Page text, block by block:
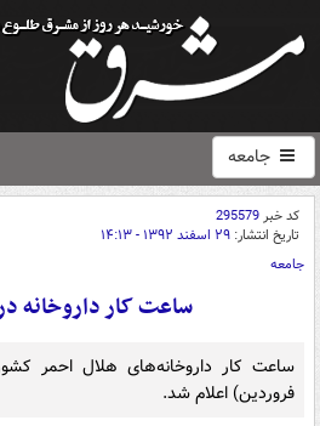
جامعه
کد خبر295579
تاریخ انتشار: ۲۹ اسفند ۱۳۹۲ - ۱۴:۱۳
جامعه
ساعت کار داروخانه‌
فروردین) اعلام شد.